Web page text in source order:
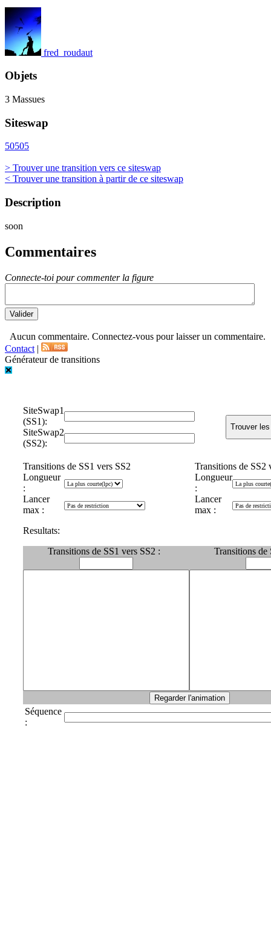
fred_roudaut
Objets
3 Massues
Siteswap
50505
> Trouver une transition vers ce siteswap
< Trouver une transition à partir de ce siteswap
Description
soon
Commentaires
Connecte-toi pour commenter la figure
Aucun commentaire. Connectez-vous pour laisser un commentaire.
Contact |
Générateur de transitions
SiteSwap1
(SS1):
SiteSwap2
(SS2):
Transitions de SS1 vers SS2
Transitions de SS2
Longueur
:
Longueur
:
Lancer
max :
Lancer
max :
Resultats:
Transitions de SS1 vers SS2 :
Transitions
Séquence
: